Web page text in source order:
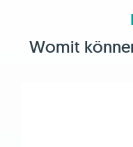
Womit